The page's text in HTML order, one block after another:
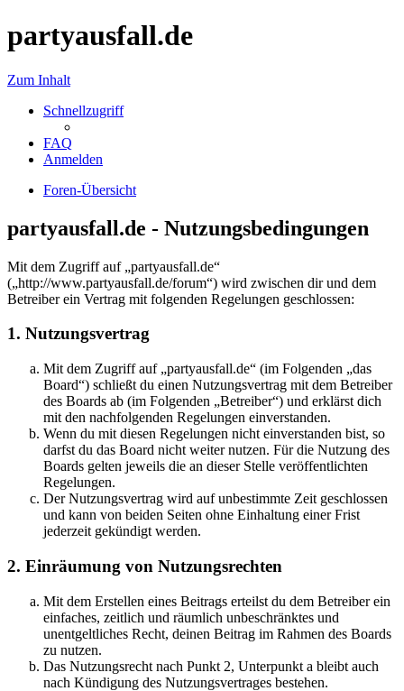
partyausfall.de
Zum Inhalt
Schnellzugriff
FAQ
Anmelden
Foren-Übersicht
partyausfall.de - Nutzungsbedingungen
Mit dem Zugriff auf „partyausfall.de“
(„http://www.partyausfall.de/forum“) wird zwischen dir und dem
Betreiber ein Vertrag mit folgenden Regelungen geschlossen:
1. Nutzungsvertrag
Mit dem Zugriff auf „partyausfall.de“ (im Folgenden „das
Board“) schließt du einen Nutzungsvertrag mit dem Betreiber
des Boards ab (im Folgenden „Betreiber“) und erklärst dich
mit den nachfolgenden Regelungen einverstanden.
Wenn du mit diesen Regelungen nicht einverstanden bist, so
darfst du das Board nicht weiter nutzen. Für die Nutzung des
Boards gelten jeweils die an dieser Stelle veröffentlichten
Regelungen.
Der Nutzungsvertrag wird auf unbestimmte Zeit geschlossen
und kann von beiden Seiten ohne Einhaltung einer Frist
jederzeit gekündigt werden.
2. Einräumung von Nutzungsrechten
Mit dem Erstellen eines Beitrags erteilst du dem Betreiber ein
einfaches, zeitlich und räumlich unbeschränktes und
unentgeltliches Recht, deinen Beitrag im Rahmen des Boards
zu nutzen.
Das Nutzungsrecht nach Punkt 2, Unterpunkt a bleibt auch
nach Kündigung des Nutzungsvertrages bestehen.